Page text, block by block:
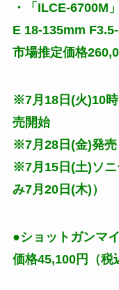
・「ILCE-6700M
E 18-135mm
市場推定価格
※7月18日(火)10
売開始
※7月28日(金)発売
※7月15日(土)ソニ
み7月20日(木)）
●ショットガンマ
価格45,100円（税